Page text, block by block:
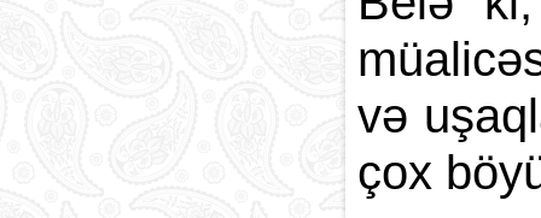
və
çox